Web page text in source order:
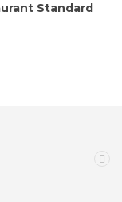
Standard